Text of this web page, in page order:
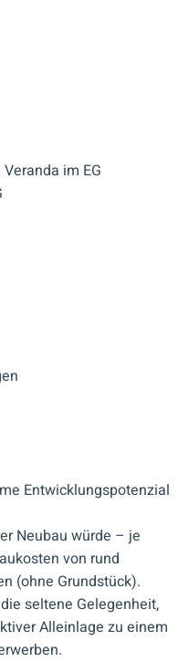
im EG
Entwicklungspotenzial
Neubau würde – je
von rund
(ohne Grundstück).
seltene Gelegenheit,
Alleinlage zu einem